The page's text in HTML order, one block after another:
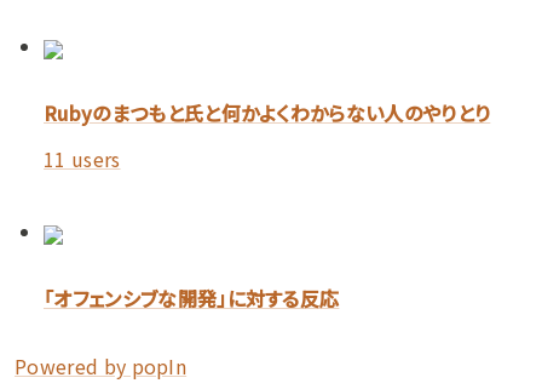
Rubyのまつもと氏と何かよくわからない人のやりとり
11 users
「オフェンシブな開発」に対する反応
Powered by popIn